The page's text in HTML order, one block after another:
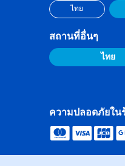
ไทย
สถานที่อื่นๆ
ไทย
ความปลอดภัยใน